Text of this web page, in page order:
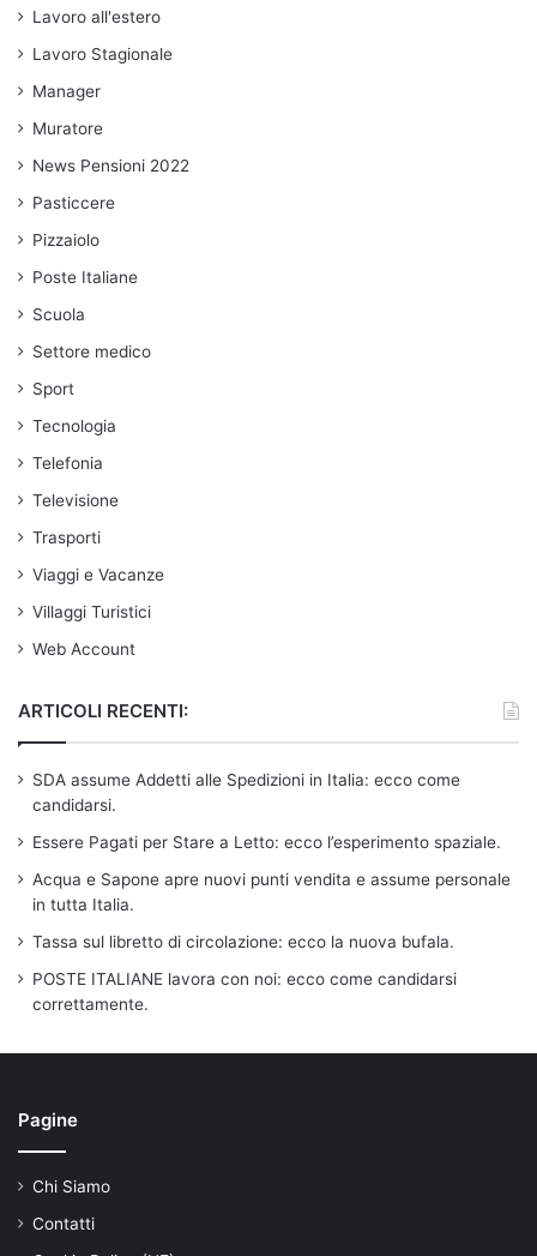
Lavoro all'estero
Lavoro Stagionale
Manager
Muratore
News Pensioni 2022
Pasticcere
Pizzaiolo
Poste Italiane
Scuola
Settore medico
Sport
Tecnologia
Telefonia
Televisione
Trasporti
Viaggi e Vacanze
Villaggi Turistici
Web Account
ARTICOLI RECENTI:
SDA assume Addetti alle Spedizioni in Italia: ecco come
candidarsi.
Essere Pagati per Stare a Letto: ecco l’esperimento spaziale.
Acqua e Sapone apre nuovi punti vendita e assume personale
in tutta Italia.
Tassa sul libretto di circolazione: ecco la nuova bufala.
POSTE ITALIANE lavora con noi: ecco come candidarsi
correttamente.
Pagine
Chi Siamo
Contatti